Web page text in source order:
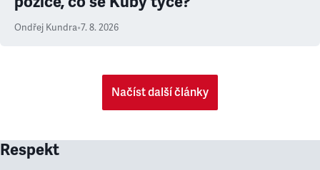
Ondřej Kundra•7. 8. 2026
Načíst další články
Respekt